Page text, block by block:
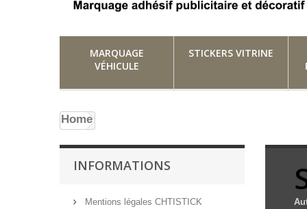
MARQUAGE
VÉHICULE
STICKERS VITRINE
Home
INFORMATIONS
Mentions légales CHTISTICK